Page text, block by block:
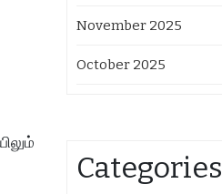
November 2025
October 2025
Categories